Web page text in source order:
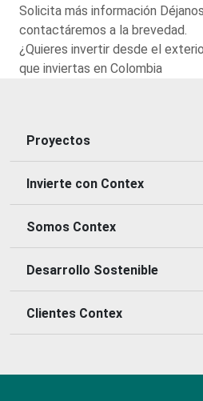
Solicita más información
contactáremos a la brevedad.
¿Quieres invertir desde el
que inviertas en Colombia
Proyectos
Invierte con Contex
Somos Contex
Desarrollo Sostenible
Clientes Contex